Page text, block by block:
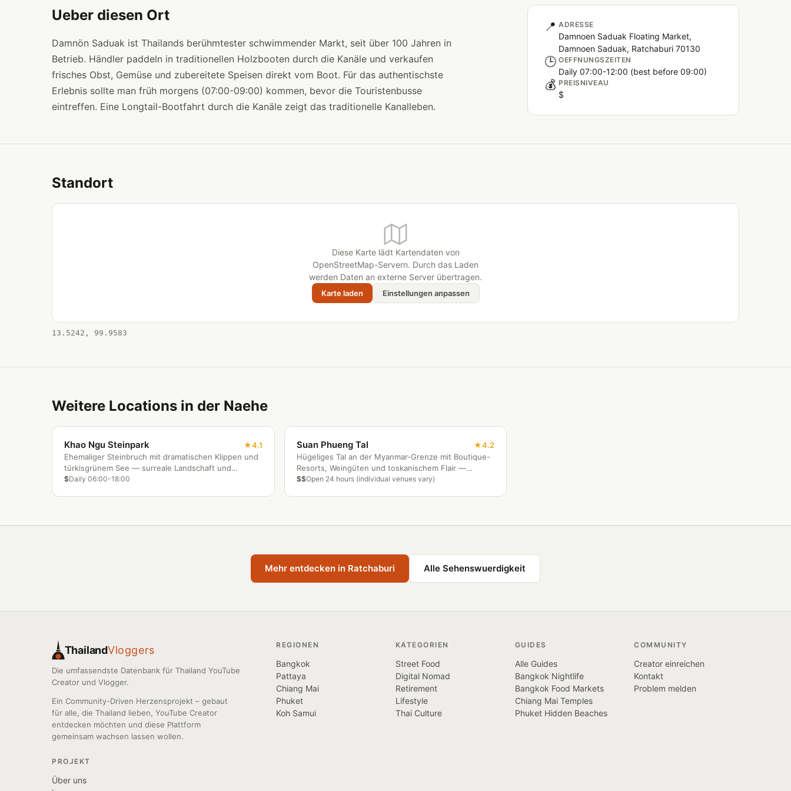
Ueber diesen Ort
Damnön Saduak ist Thailands berühmtester schwimmender Markt, seit über 100 Jahren in
Betrieb. Händler paddeln in traditionellen Holzbooten durch die Kanäle und verkaufen
frisches Obst, Gemüse und zubereitete Speisen direkt vom Boot. Für das authentischste
Erlebnis sollte man früh morgens (07:00-09:00) kommen, bevor die Touristenbusse
eintreffen. Eine Longtail-Bootfahrt durch die Kanäle zeigt das traditionelle Kanalleben.
📍 ADRESSE
Damnoen Saduak Floating Market,
Damnoen Saduak, Ratchaburi 70130
🕒 OEFFNUNGSZEITEN
Daily 07:00-12:00 (best before 09:00)
💰 PREISNIVEAU
$
Standort
Diese Karte lädt Kartendaten von
OpenStreetMap-Servern. Durch das Laden
werden Daten an externe Server übertragen.
Karte laden Einstellungen anpassen
13.5242, 99.9583
Weitere Locations in der Naehe
Khao Ngu Steinpark
4.1
Ehemaliger Steinbruch mit dramatischen Klippen und
türkisgrünem See — surreale Landschaft und
beliebtes Fotomotiv.
$Daily 06:00-18:00
Suan Phueng Tal
4.2
Hügeliges Tal an der Myanmar-Grenze mit Boutique-
Resorts, Weingüten und toskanischem Flair —
Bangkoks Lieblingswochenendausflug.
$$Open 24 hours (individual venues vary)
Mehr entdecken in Ratchaburi Alle Sehenswuerdigkeit
ThailandVloggers
Die umfassendste Datenbank für Thailand YouTube
Creator und Vlogger.
Ein Community-Driven Herzensprojekt – gebaut
für alle, die Thailand lieben, YouTube Creator
entdecken möchten und diese Plattform
gemeinsam wachsen lassen wollen.
REGIONEN
Bangkok
Pattaya
Chiang Mai
Phuket
Koh Samui
KATEGORIEN
Street Food
Digital Nomad
Retirement
Lifestyle
Thai Culture
GUIDES
Alle Guides
Bangkok Nightlife
Bangkok Food Markets
Chiang Mai Temples
Phuket Hidden Beaches
COMMUNITY
Creator einreichen
Kontakt
Problem melden
PROJEKT
Über uns